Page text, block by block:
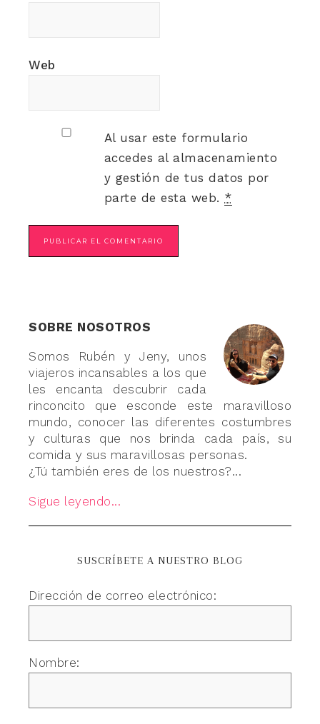
Web
Al usar este formulario
accedes al almacenamiento
y gestión de tus datos por
parte de esta web. *
SOBRE NOSOTROS
Somos Rubén y Jeny, unos
viajeros incansables a los que
les encanta descubrir cada
rinconcito que esconde este maravilloso
mundo, conocer las diferentes costumbres
y culturas que nos brinda cada país, su
comida y sus maravillosas personas.
¿Tú también eres de los nuestros?...
Sigue leyendo...
SUSCRÍBETE A NUESTRO BLOG
Dirección de correo electrónico:
Nombre: